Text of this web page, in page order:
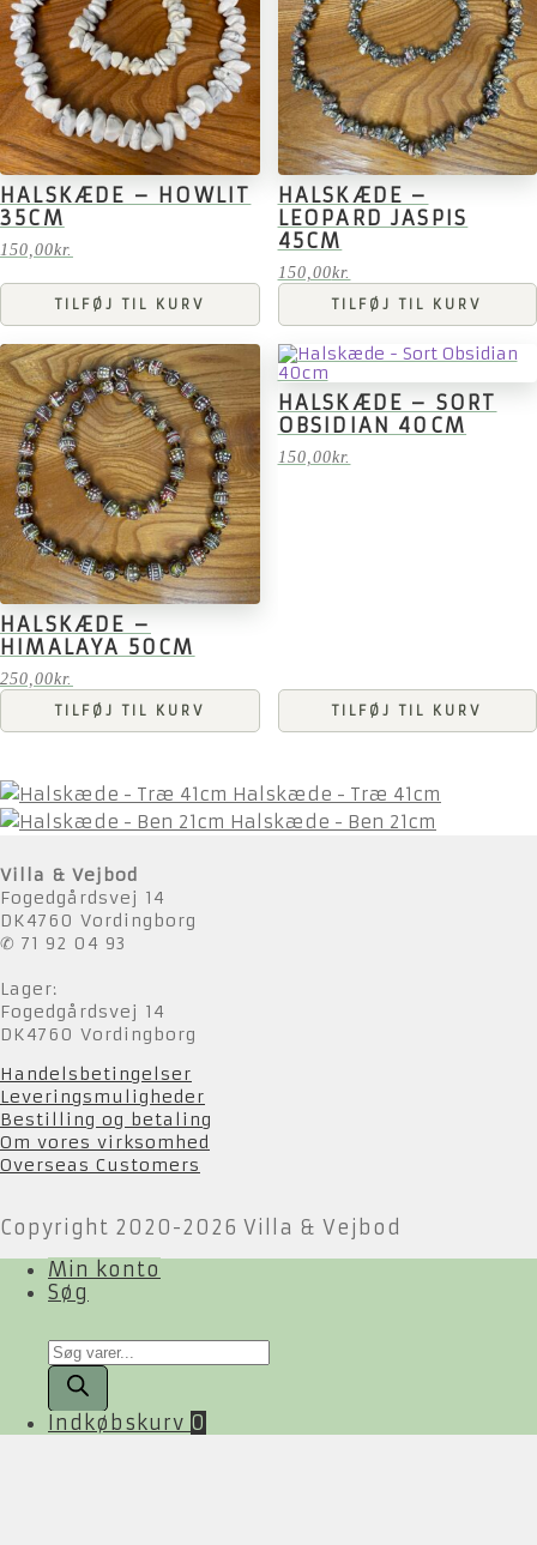
HALSKÆDE – HOWLIT
35CM
150,00kr.
TILFØJ TIL KURV
HALSKÆDE –
LEOPARD JASPIS
45CM
150,00kr.
TILFØJ TIL KURV
HALSKÆDE –
HIMALAYA 50CM
250,00kr.
TILFØJ TIL KURV
HALSKÆDE – SORT
OBSIDIAN 40CM
150,00kr.
TILFØJ TIL KURV
Halskæde - Træ 41cm
Halskæde - Ben 21cm
Villa & Vejbod
Fogedgårdsvej 14
DK4760 Vordingborg
✆ 71 92 04 93
Lager:
Fogedgårdsvej 14
DK4760 Vordingborg
Handelsbetingelser
Leveringsmuligheder
Bestilling og betaling
Om vores virksomhed
Overseas Customers
Copyright 2020-2026 Villa & Vejbod
Min konto
Søg
Products
search
Indkøbskurv 0